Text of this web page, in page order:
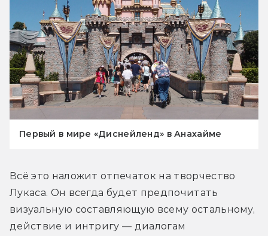
Первый в мире «Диснейленд» в Анахайме
Всё это наложит отпечаток на творчество
Лукаса. Он всегда будет предпочитать
визуальную составляющую всему остальному,
действие и интригу — диалогам